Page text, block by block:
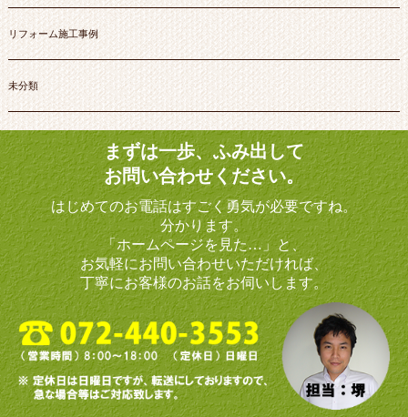
リフォーム施工事例
未分類
まずは一歩、ふみ出して
お問い合わせください。
はじめてのお電話はすごく勇気が必要ですね。
分かります。
「ホームページを見た…」と、
お気軽にお問い合わせいただければ、
丁寧にお客様のお話をお伺いします。